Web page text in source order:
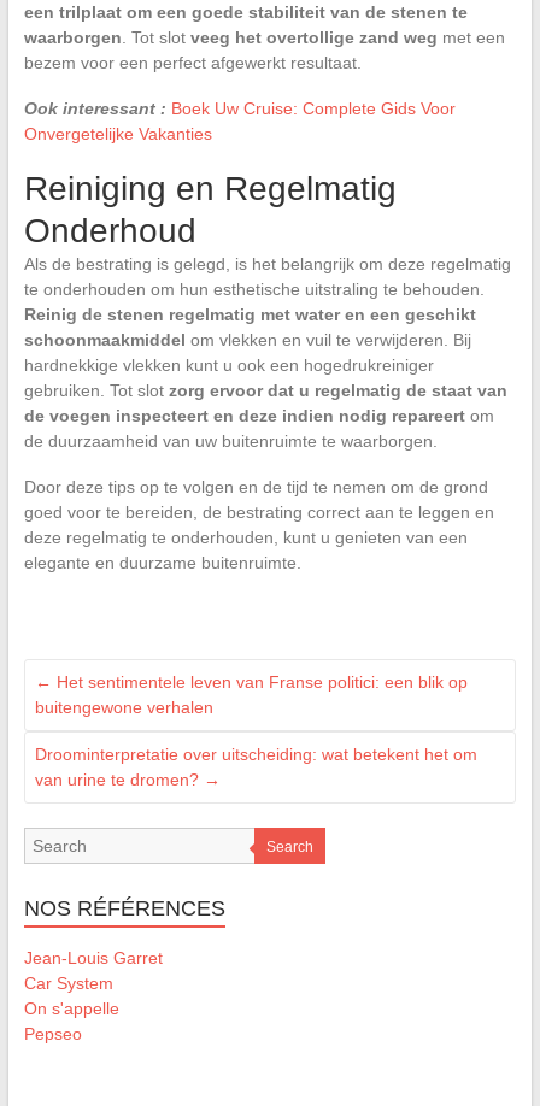
een trilplaat om een goede stabiliteit van de stenen te
waarborgen . Tot slot veeg het overtollige zand weg met een
bezem voor een perfect afgewerkt resultaat.
Ook interessant : Boek Uw Cruise: Complete Gids Voor
Onvergetelijke Vakanties
Reiniging en Regelmatig
Onderhoud
Als de bestrating is gelegd, is het belangrijk om deze regelmatig
te onderhouden om hun esthetische uitstraling te behouden.
Reinig de stenen regelmatig met water en een geschikt
schoonmaakmiddel om vlekken en vuil te verwijderen. Bij
hardnekkige vlekken kunt u ook een hogedrukreiniger
gebruiken. Tot slot zorg ervoor dat u regelmatig de staat van
de voegen inspecteert en deze indien nodig repareertom
de duurzaamheid van uw buitenruimte te waarborgen.
Door deze tips op te volgen en de tijd te nemen om de grond
goed voor te bereiden, de bestrating correct aan te leggen en
deze regelmatig te onderhouden, kunt u genieten van een
elegante en duurzame buitenruimte.
← Het sentimentele leven van Franse politici: een blik op
buitengewone verhalen
Droominterpretatie over uitscheiding: wat betekent het om
van urine te dromen? →
Search
NOS RÉFÉRENCES
Jean-Louis Garret
Car System
On s'appelle
Pepseo